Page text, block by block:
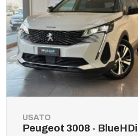
USATO
Peugeot 3008 - BlueHDi